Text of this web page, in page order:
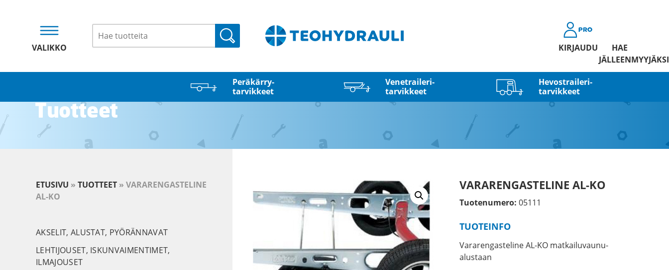
VALIKKO
Haku
KIRJAUDU
HAE
JÄLLEENMYYJÄKSI
Peräkärry­
tarvikkeet
Venetraileri­
tarvikkeet
Hevostraileri­
tarvikkeet
Tuotteet
VARARENGASTELINE AL-KO
Tuotenumero: 05111
TUOTEINFO
Vararengasteline AL-KO matkailuvaunu-
alustaan
ETUSIVU » TUOTTEET » VARARENGASTELINE
AL-KO
AKSELIT, ALUSTAT, PYÖRÄNNAVAT
LEHTIJOUSET, ISKUNVAIMENTIMET,
ILMAJOUSET